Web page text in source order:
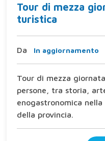
Tour di mezza
turistica
Da In aggiornamento
Tour di mezza
persone, tra storia,
enogastronomica
della provincia.